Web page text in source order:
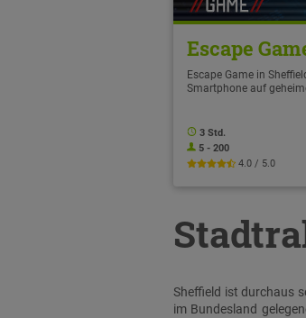
Escape
Escape Game in
Smartphone auf
3 Std.
5 - 200
4.0 / 5.0
Sheffield ist durchaus
im Bundesland